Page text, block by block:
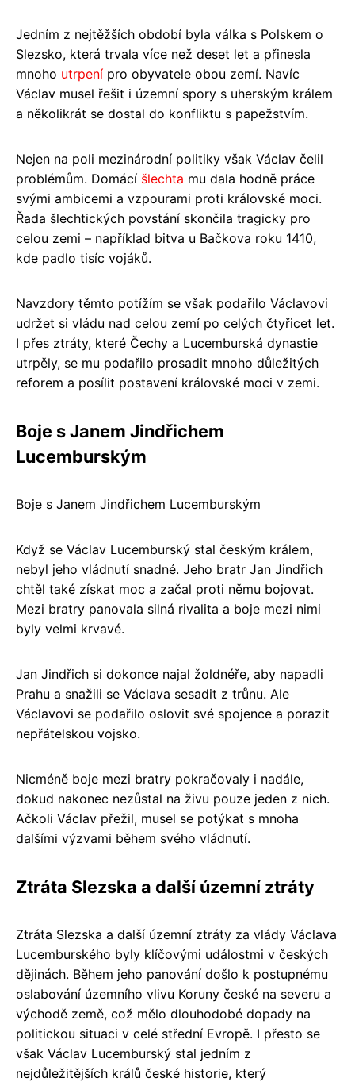
Jedním z nejtěžších období byla válka s Polskem o
Slezsko, která trvala více než deset let a přinesla
mnoho utrpení pro obyvatele obou zemí. Navíc
Václav musel řešit i územní spory s uherským králem
a několikrát se dostal do konfliktu s papežstvím.
Nejen na poli mezinárodní politiky však Václav čelil
problémům. Domácí šlechta mu dala hodně práce
svými ambicemi a vzpourami proti královské moci.
Řada šlechtických povstání skončila tragicky pro
celou zemi – například bitva u Bačkova roku 1410,
kde padlo tisíc vojáků.
Navzdory těmto potížím se však podařilo Václavovi
udržet si vládu nad celou zemí po celých čtyřicet let.
I přes ztráty, které Čechy a Lucemburská dynastie
utrpěly, se mu podařilo prosadit mnoho důležitých
reforem a posílit postavení královské moci v zemi.
Boje s Janem Jindřichem
Lucemburským
Boje s Janem Jindřichem Lucemburským
Když se Václav Lucemburský stal českým králem,
nebyl jeho vládnutí snadné. Jeho bratr Jan Jindřich
chtěl také získat moc a začal proti němu bojovat.
Mezi bratry panovala silná rivalita a boje mezi nimi
byly velmi krvavé.
Jan Jindřich si dokonce najal žoldnéře, aby napadli
Prahu a snažili se Václava sesadit z trůnu. Ale
Václavovi se podařilo oslovit své spojence a porazit
nepřátelskou vojsko.
Nicméně boje mezi bratry pokračovaly i nadále,
dokud nakonec nezůstal na živu pouze jeden z nich.
Ačkoli Václav přežil, musel se potýkat s mnoha
dalšími výzvami během svého vládnutí.
Ztráta Slezska a další územní ztráty
Ztráta Slezska a další územní ztráty za vlády Václava
Lucemburského byly klíčovými událostmi v českých
dějinách. Během jeho panování došlo k postupnému
oslabování územního vlivu Koruny české na severu a
východě země, což mělo dlouhodobé dopady na
politickou situaci v celé střední Evropě. I přesto se
však Václav Lucemburský stal jedním z
nejdůležitějších králů české historie, který